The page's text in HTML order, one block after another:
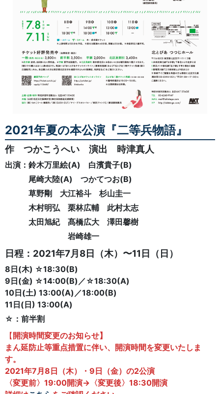
2021年夏の本公演『二等兵物語』
作 つかこうへい 演出 時津真人
出演：鈴木万里絵(A) 白濱貴子(B)
尾崎大陸(A) つかてつお(B)
草野剛 大江裕斗 杉山圭一
木村明弘 栗林広輔 此村太志
太田旭紀 髙橋広大 澤田馨樹
岩崎雄一
日程：2021年7月8日（木）〜11日（日）
8日(木) ☆18:30(B)
9日(金) ☆14:00(B)／☆18:30(A)
10日(土) 13:00(A)／18:00(B)
11日(日) 13:00(A)
☆：前半割
【開演時間変更のお知らせ】
まん延防止等重点措置に伴い、開演時間を変更いたしま
す。
2021年7月8日（木）・9日（金）の2公演
〈変更前〉19:00開演→〈変更後〉18:30開演